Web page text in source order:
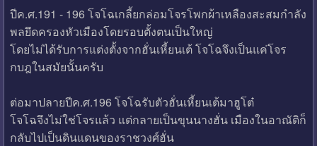
ปีค.ศ.191 - 196 โจโฉเกลี้ยกล่อมโจรโพกผ้าเหลืองสะสมกำลัง
พลยึดครองหัวเมืองโดยรอบตั้งตนเป็นใหญ่
โดยไม่ได้รับการแต่งตั้งจากฮั่นเหี้ยนเต้ โจโฉจึงเป็นแค่โจร
กบฎในสมัยนั้นครับ
ต่อมาปลายปีค.ศ.196 โจโฉรับตัวฮั่นเหี้ยนเต้มาฮูโต๋
โจโฉจึงไม่ใช่โจรแล้ว แต่กลายเป็นขุนนางฮั่น เมืองในอาณัติก็
กลับไปเป็นดินแดนของราชวงศ์ฮั่น